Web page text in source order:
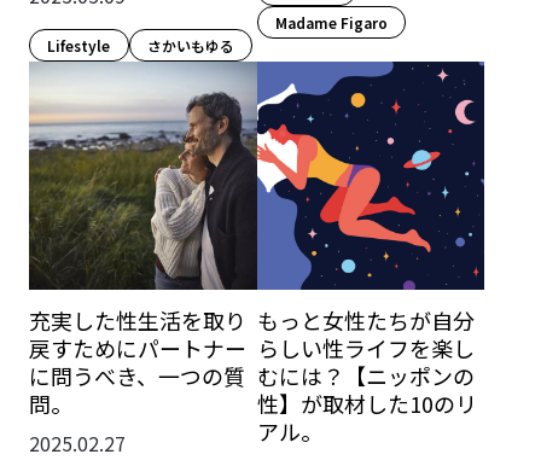
Lifestyle​ さかいもゆる
Madame Figaro
充実した性生活を取り
戻すためにパートナー
に問うべき、一つの質
問。
2025.02.27
もっと女性たちが自分
らしい性ライフを楽し
むには？【ニッポンの
性】が取材した10のリ
アル。